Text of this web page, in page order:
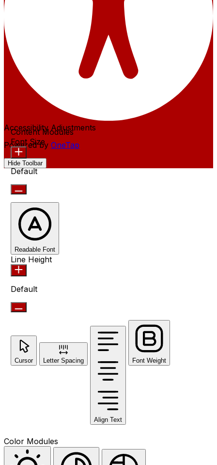
Accessibility Adjustments
Powered by OneTap
Hide Toolbar
Content Modules
Font Size
Default
Readable Font
Line Height
Default
Cursor Letter Spacing
Align Text
Font Weight
Color Modules